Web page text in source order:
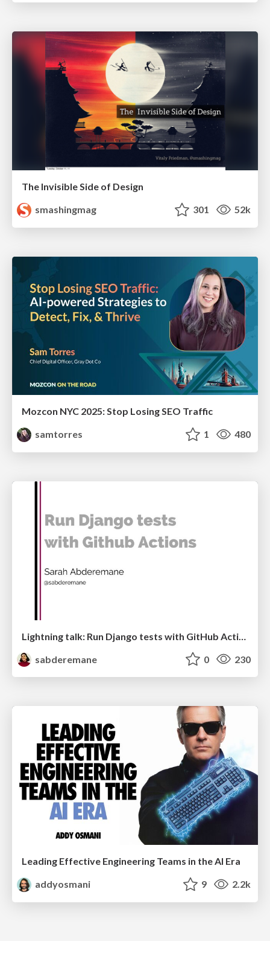
The Invisible Side of Design
smashingmag
301 52k
Mozcon NYC 2025: Stop Losing SEO Traffic
samtorres
1 480
sabderemane
0 230
Leading Effective Engineering Teams in the AI Era
addyosmani
9 2.2k